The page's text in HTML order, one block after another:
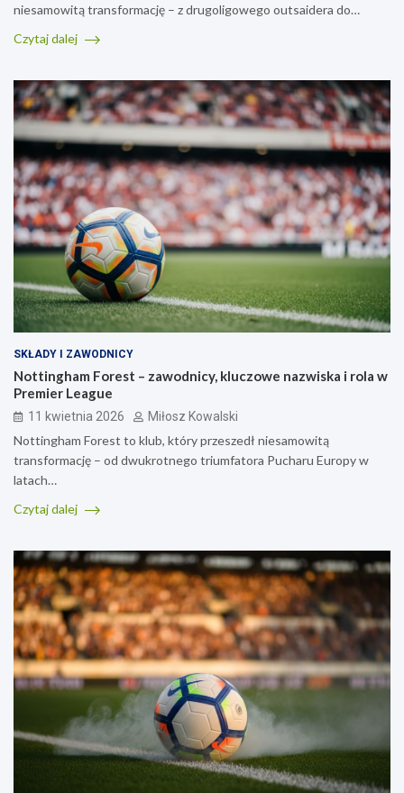
niesamowitą transformację – z drugoligowego outsaidera do…
Czytaj dalej
SKŁADY I ZAWODNICY
Nottingham Forest – zawodnicy, kluczowe nazwiska i rola w
Premier League
11 kwietnia 2026 Miłosz Kowalski
Nottingham Forest to klub, który przeszedł niesamowitą
transformację – od dwukrotnego triumfatora Pucharu Europy w
latach…
Czytaj dalej